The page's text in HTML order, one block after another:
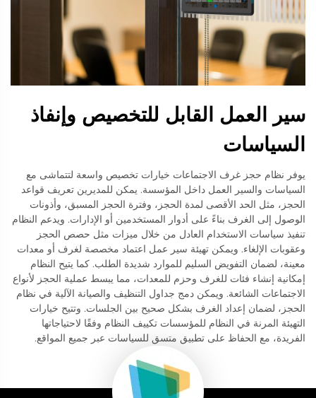
سير العمل القابل للتخصيص وإنفاذ
السياسات
يوفر نظام حجز غرف الاجتماعات خيارات تخصيص واسعة لتتماشى مع
السياسات والسير العمل داخل المؤسسة. يمكن للمديرين تعريف قواعد
الحجز، مثل الحد الأقصى لمدة الحجز، وفترة الحجز المسبق، وأذونات
الوصول إلى الغرف بناءً على أدوار المستخدمين أو الإدارات. ويدعم النظام
تنفيذ سياسات الاستخدام العادل من خلال ميزات مثل حصص الحجز
وعقوبات الإلغاء. ويمكن تهيئة سير عمل اعتماد مخصصة لغرف أو معدات
معينة، لضمان التفويض السليم للموارد شديدة الطلب. كما يتيح النظام
إمكانية إنشاء فئات للغرف وحزم للمعدات، مما يبسط عملية الحجز لأنواع
الاجتماعات الشائعة. ويمكن دمج جداول التنظيف والصيانة الآلية في نظام
الحجز، لضمان إعداد الغرف بشكل صحيح بين الجلسات. وتتيح خيارات
التهيئة المرنة في النظام للمؤسسات تكييف النظام وفقًا لاحتياجاتها
الفريدة، مع الحفاظ على تطبيق متسق للسياسات عبر جميع المواقع.